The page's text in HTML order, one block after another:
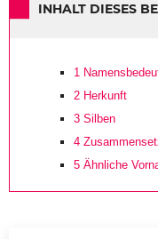
INHALT DIESES
1
2 Herkunft
3 Silben
4
5 Ähnliche